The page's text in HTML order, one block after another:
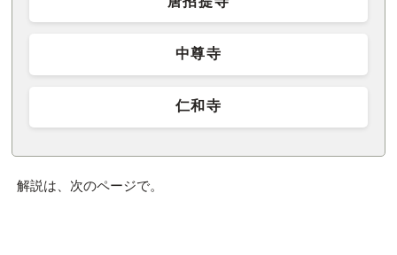
中尊寺
仁和寺
解説は、次のページで。